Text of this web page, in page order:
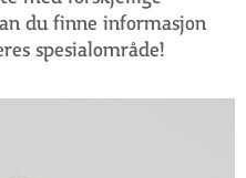
du finne informasjon
spesialområde!